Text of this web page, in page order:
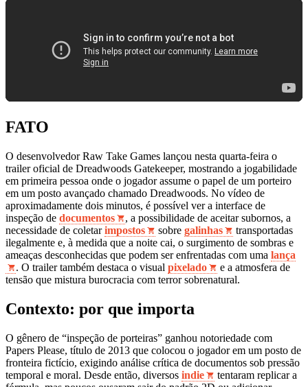
FATO
O desenvolvedor Raw Take Games lançou nesta quarta-feira o
trailer oficial de Dreadwoods Gatekeeper, mostrando a jogabilidade
em primeira pessoa onde o jogador assume o papel de um porteiro
em um posto avançado chamado Dreadwoods. No vídeo de
aproximadamente dois minutos, é possível ver a interface de
inspeção de documentos
, a possibilidade de aceitar subornos, a
necessidade de coletarimpostos sobre galinhas
transportadas
ilegalmente e, à medida que a noite cai, o surgimento de sombras e
ameaças desconhecidas que podem ser enfrentadas com uma lança
. O trailer também destaca o visual pixelado
e a atmosfera de
tensão que mistura burocracia com terror sobrenatural.
Contexto: por que importa
O gênero de “inspeção de porteiras” ganhou notoriedade com
Papers Please, título de 2013 que colocou o jogador em um posto de
fronteira fictício, exigindo análise crítica de documentos sob pressão
temporal e moral. Desde então, diversos indie
tentaram replicar a